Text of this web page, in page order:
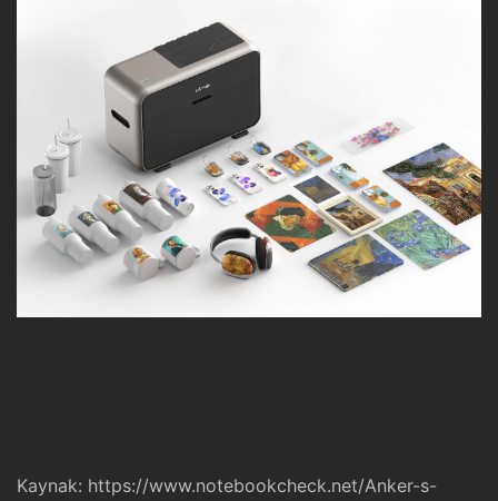
Kaynak: https://www.notebookcheck.net/Anker-s-